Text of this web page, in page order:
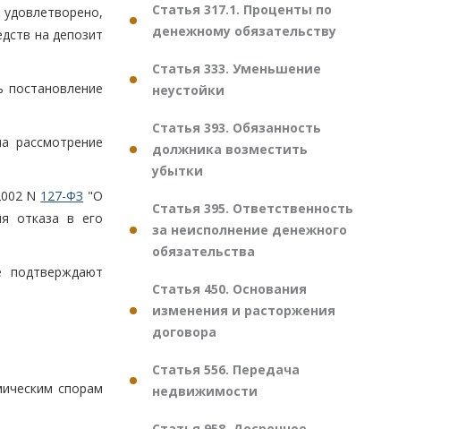
на депозит
рассмотрение
N 127-ФЗ "О
отказа в его
спорам
Статья 317.1. Проценты по
денежному обязательству
Статья 333. Уменьшение
неустойки
Статья 393. Обязанность
должника возместить
убытки
Статья 395. Ответственность
за неисполнение денежного
обязательства
Статья 450. Основания
изменения и расторжения
договора
Статья 556. Передача
недвижимости